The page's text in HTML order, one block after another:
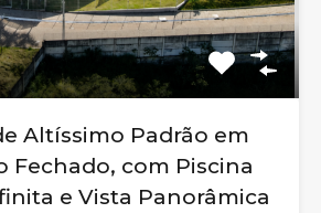
Altíssimo Padrão em
Fechado, com Piscina
e Vista Panorâmica